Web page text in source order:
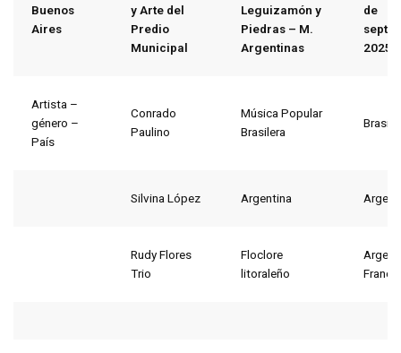
Buenos
Aires
y Arte del
Predio
Municipal
Leguizamón y
Piedras – M.
Argentinas
de
2025
Artista –
género –
País
Conrado
Paulino
Música Popular
Brasilera
Brasil
Silvina López Argentina
Rudy Flores
Trio
Floclore
litoraleño
Francia